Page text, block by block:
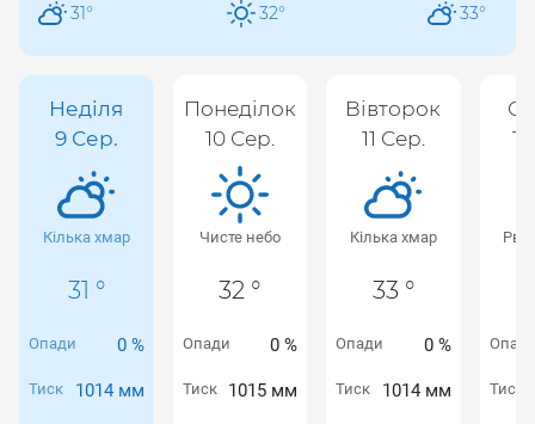
31° 32° 33°
Неділя
9 Сер.
Кілька хмар
31 °
Опади 0 %
Тиск 1014 мм
Понеділок
10 Сер.
Чисте небо
32 °
Опади 0 %
Тиск 1015 мм
Вівторок
11 Сер.
Кілька хмар
33 °
Опади 0 %
Тиск 1014 мм Тиск